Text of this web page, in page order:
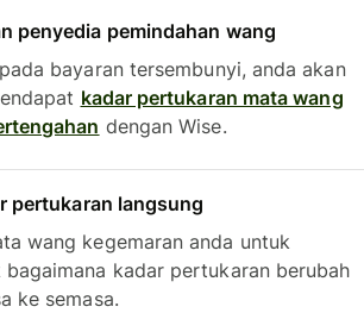
penyedia pemindahan wang
bayaran tersembunyi, anda akan
kadar pertukaran mata wang
dengan Wise.
pertukaran langsung
wang kegemaran anda untuk
bagaimana kadar pertukaran berubah
ke semasa.